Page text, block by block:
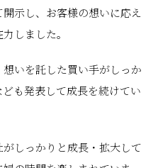
示し、お客様の想いに応え
しました。
いを託した買い手がしっか
も発表して成長を続けてい
しっかりと成長・拡大して